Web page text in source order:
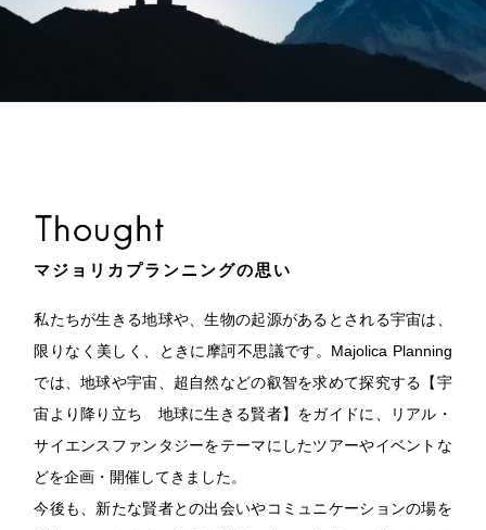
マジョリカプランニングの思い
私たちが生きる地球や、生物の起源があるとされる宇宙は、
限りなく美しく、ときに摩訶不思議です。Majolica Planning
では、地球や宇宙、超自然などの叡智を求めて探究する【宇
宙より降り立ち 地球に生きる賢者】をガイドに、リアル・
サイエンスファンタジーをテーマにしたツアーやイベントな
どを企画・開催してきました。
今後も、新たな賢者との出会いやコミュニケーションの場を